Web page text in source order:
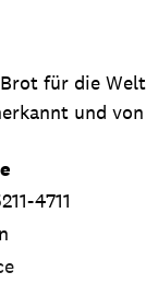
für die
und
4711